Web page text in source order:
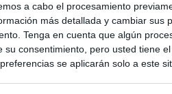
a cabo el procesamiento
más detallada y cambiar sus
Tenga en cuenta que algún
su consentimiento, pero usted tiene
se aplicarán solo a este